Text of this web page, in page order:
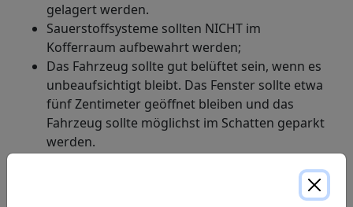
gelagert werden.
Sauerstoffsysteme sollten NICHT im
Kofferraum aufbewahrt werden;
Das Fahrzeug sollte gut belüftet sein, wenn es
unbeaufsichtigt bleibt. Das Fenster sollte etwa
fünf Zentimeter geöffnet bleiben und das
Fahrzeug sollte möglichst im Schatten geparkt
werden.